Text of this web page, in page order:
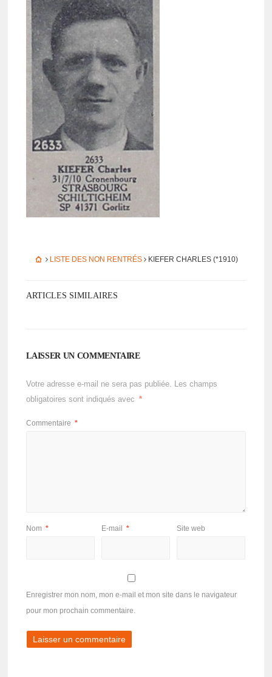
LISTE DES NON RENTRÉS KIEFER CHARLES (*1910)
ARTICLES SIMILAIRES
LAISSER UN COMMENTAIRE
Votre adresse e-mail ne sera pas publiée. Les champs
obligatoires sont indiqués avec
*
Commentaire *
Nom * E-mail * Site web
Enregistrer mon nom, mon e-mail et mon site dans le navigateur
pour mon prochain commentaire.